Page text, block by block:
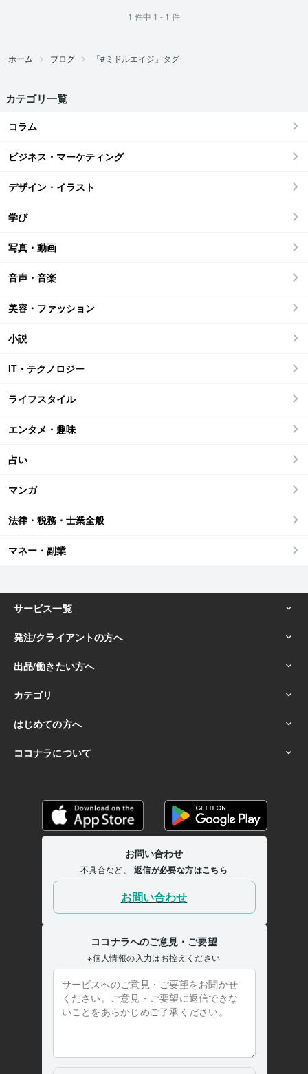
1 件中 1 - 1 件
ホーム ブログ 「#ミドルエイジ」タグ
カテゴリ一覧
コラム
ビジネス・マーケティング
デザイン・イラスト
学び
写真・動画
音声・音楽
美容・ファッション
小説
IT・テクノロジー
ライフスタイル
エンタメ・趣味
占い
マンガ
法律・税務・士業全般
マネー・副業